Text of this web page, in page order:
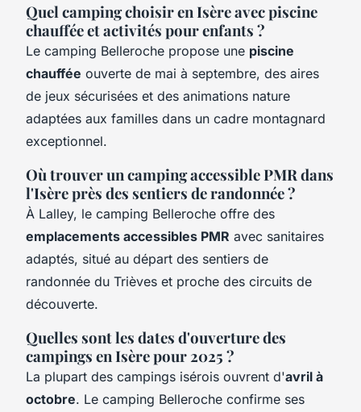
Quel camping choisir en Isère avec piscine
chauffée et activités pour enfants ?
Le camping Belleroche propose une piscine
chauffée ouverte de mai à septembre, des aires
de jeux sécurisées et des animations nature
adaptées aux familles dans un cadre montagnard
exceptionnel.
Où trouver un camping accessible PMR dans
l'Isère près des sentiers de randonnée ?
À Lalley, le camping Belleroche offre des
emplacements accessibles PMR avec sanitaires
adaptés, situé au départ des sentiers de
randonnée du Trièves et proche des circuits de
découverte.
Quelles sont les dates d'ouverture des
campings en Isère pour 2025 ?
La plupart des campings isérois ouvrent d'avril à
octobre. Le camping Belleroche confirme ses